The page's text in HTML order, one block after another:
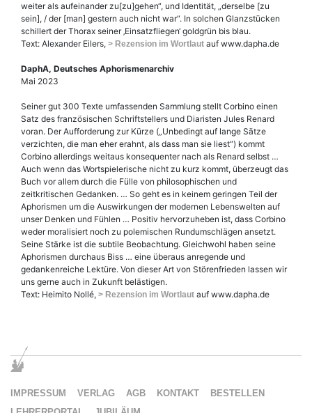
weiter als aufeinander zu[zu]gehen“, und Identität, „derselbe [zu
sein], / der [man] gestern auch nicht war“. In solchen Glanzstücken
schillert der Thorax seiner ‚Einsatzfliegen‘ goldgrün bis blau.
Text: Alexander Eilers, > Rezension im Wortlaut auf www.dapha.de
DaphA, Deutsches Aphorismenarchiv
Mai 2023
Seiner gut 300 Texte umfassenden Sammlung stellt Corbino einen
Satz des französischen Schriftstellers und Diaristen Jules Renard
voran. Der Aufforderung zur Kürze („Unbedingt auf lange Sätze
verzichten, die man eher erahnt, als dass man sie liest“) kommt
Corbino allerdings weitaus konsequenter nach als Renard selbst …
Auch wenn das Wortspielerische nicht zu kurz kommt, überzeugt das
Buch vor allem durch die Fülle von philosophischen und
zeitkritischen Gedanken. … So geht es in keinem geringen Teil der
Aphorismen um die Auswirkungen der modernen Lebenswelten auf
unser Denken und Fühlen … Positiv hervorzuheben ist, dass Corbino
weder moralisiert noch zu polemischen Rundumschlägen ansetzt.
Seine Stärke ist die subtile Beobachtung. Gleichwohl haben seine
Aphorismen durchaus Biss … eine überaus anregende und
gedankenreiche Lektüre. Von dieser Art von Störenfrieden lassen wir
uns gerne auch in Zukunft belästigen.
Text: Heimito Nollé, > Rezension im Wortlaut auf www.dapha.de
IMPRESSUM VERLAG AGB KONTAKT
BESTELLEN